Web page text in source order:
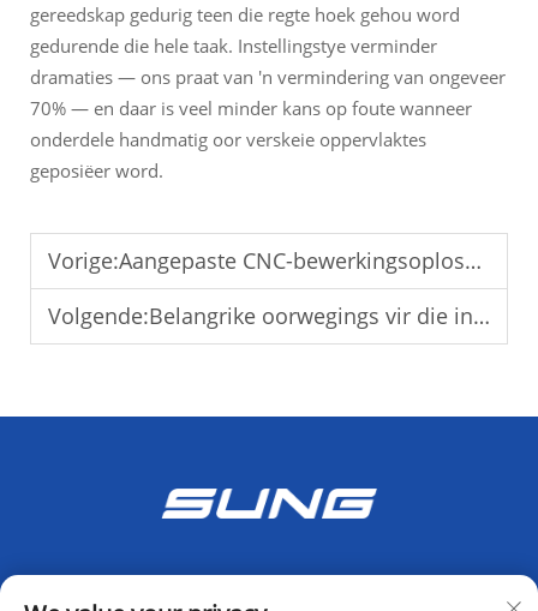
gereedskap gedurig teen die regte hoek gehou word
gedurende die hele taak. Instellingstye verminder
dramaties — ons praat van 'n vermindering van ongeveer
70% — en daar is veel minder kans op foute wanneer
onderdele handmatig oor verskeie oppervlaktes
geposiëer word.
Vorige:Aangepaste CNC-bewerkingsoplossings vir vormvervaardiging
Volgende:Belangrike oorwegings vir die installasie van vertikale verspaningsentra